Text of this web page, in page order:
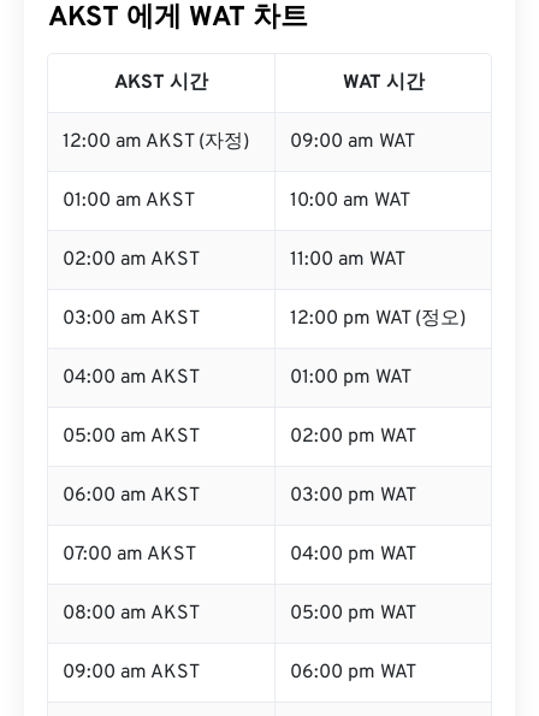
AKST 에게 WAT 차트
AKST 시간 WAT 시간
12:00 am AKST (자정) 09:00 am WAT
01:00 am AKST 10:00 am WAT
02:00 am AKST 11:00 am WAT
03:00 am AKST 12:00 pm WAT (정오)
04:00 am AKST 01:00 pm WAT
05:00 am AKST 02:00 pm WAT
06:00 am AKST 03:00 pm WAT
07:00 am AKST 04:00 pm WAT
08:00 am AKST 05:00 pm WAT
09:00 am AKST 06:00 pm WAT